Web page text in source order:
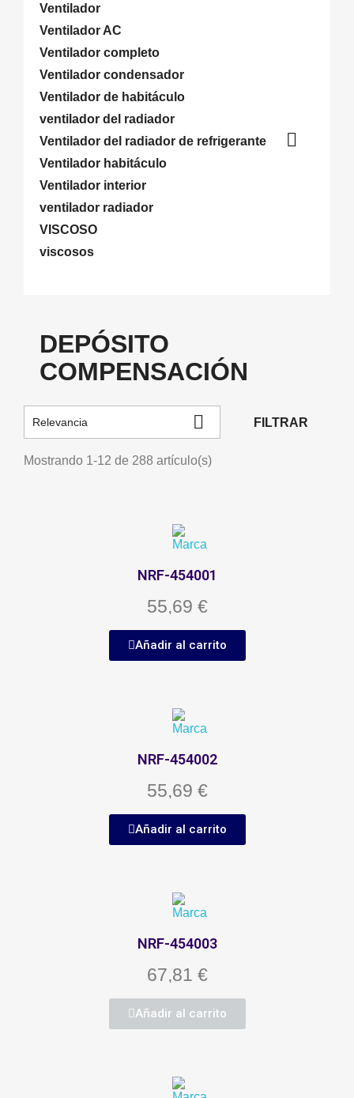
Ventilador
Ventilador AC
Ventilador completo
Ventilador condensador
Ventilador de habitáculo
ventilador del radiador
Ventilador del radiador de refrigerante

Ventilador habitáculo
Ventilador interior
ventilador radiador
VISCOSO
viscosos
DEPÓSITO
COMPENSACIÓN
Relevancia  FILTRAR
Mostrando 1-12 de 288 artículo(s)
NRF-454001
55,69 €
Añadir al carrito
NRF-454002
55,69 €
Añadir al carrito
NRF-454003
67,81 €
Añadir al carrito